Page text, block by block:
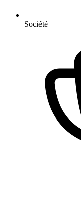
Société